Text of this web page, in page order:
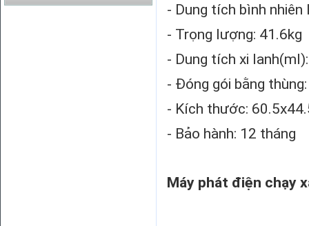
- Dung tích bình
- Trọng lượng: 41.6kg
- Dung tích xi
- Đóng gói bằng
- Kích thước:
- Bảo hành: 12 tháng
Máy phát điện chạy